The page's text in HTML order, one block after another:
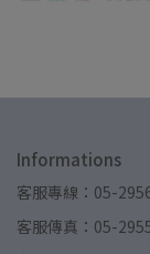
Informations
客服專線：05-
客服傳真：05-